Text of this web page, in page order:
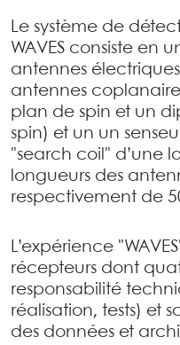
Le système de
WAVES consiste en
antennes
antennes
plan de spin et un
spin) et un un
"search coil" d’une
longueurs des
respectivement de
L’expérience
récepteurs dont
responsabilité
réalisation, tests) et
des données et